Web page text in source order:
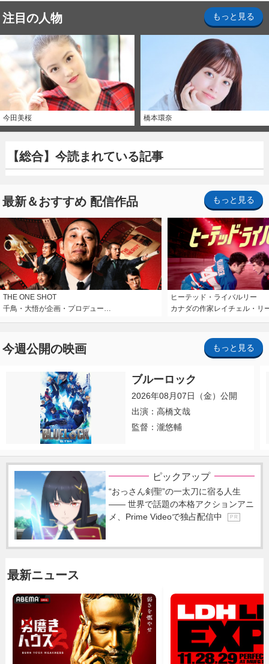
注目の人物 もっと見る
今田美桜 橋本環奈
【総合】今読まれている記事
最新＆おすすめ 配信作品 もっと見る
THE ONE SHOT
千鳥・大悟が企画・プロデュー…
ヒーテッド・ライバルリー
カナダの作家レイチェル・リ
今週公開の映画 もっと見る
ブルーロック
2026年08月07日（金）公開
出演：高橋文哉
監督：瀧悠輔
ピックアップ
“おっさん剣聖”の一太刀に宿る人生
―― 世界で話題の本格アクションアニ
メ、Prime Videoで独占配信中
P R
最新ニュース